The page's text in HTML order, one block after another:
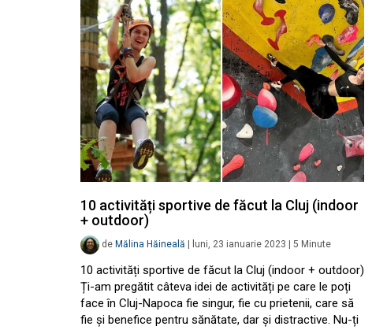
10 activități sportive de făcut la Cluj (indoor
+ outdoor)
de Mălina Hăineală luni, 23 ianuarie 2023 5 Minute
10 activități sportive de făcut la Cluj (indoor + outdoor)
Ți-am pregătit câteva idei de activități pe care le poți
face în Cluj-Napoca fie singur, fie cu prietenii, care să
fie și benefice pentru sănătate, dar și distractive. Nu-ți